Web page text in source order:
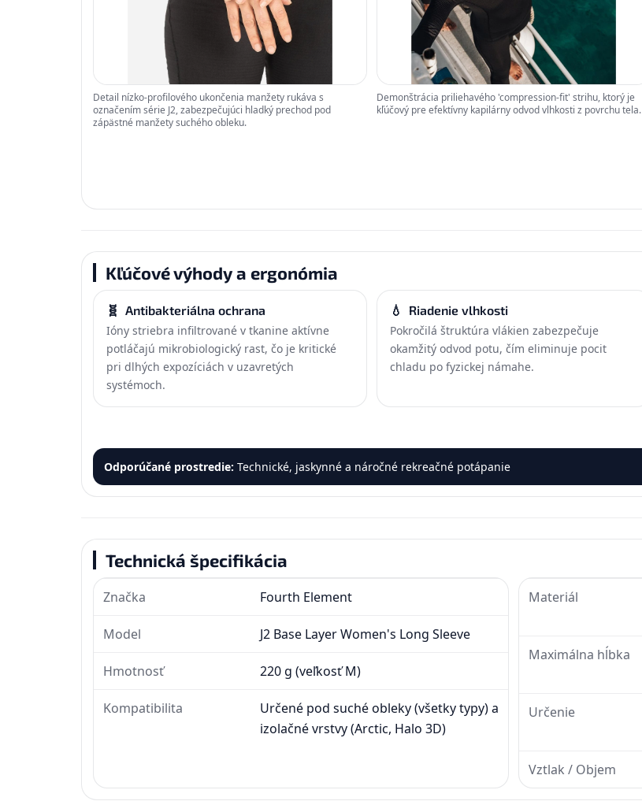
Detail nízko-profilového ukončenia manžety rukáva s
označením série J2, zabezpečujúci hladký prechod pod
zápästné manžety suchého obleku.
Demonštrácia priliehavého 'compression-fit' strihu, ktorý je
kľúčový pre efektívny kapilárny odvod vlhkosti z povrchu tela.
Kľúčové výhody a ergonómia
🧬 Antibakteriálna ochrana
Ióny striebra infiltrované v tkanine aktívne
potláčajú mikrobiologický rast, čo je kritické
pri dlhých expozíciách v uzavretých
systémoch.
💧
Riadenie vlhkosti
Pokročilá štruktúra vlákien zabezpečuje
okamžitý odvod potu, čím eliminuje pocit
chladu po fyzickej námahe.
Odporúčané prostredie: Technické, jaskynné a náročné rekreačné potápanie
Technická špecifikácia
Značka Fourth Element
Model J2 Base Layer Women's Long Sleeve
Hmotnosť 220 g (veľkosť M)
Kompatibilita
Určené pod suché obleky (všetky typy) a
izolačné vrstvy (Arctic, Halo 3D)
Materiál
Maximálna hĺbka
Určenie
Vztlak / Objem